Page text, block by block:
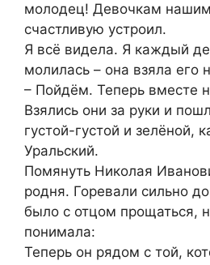
молодец! Девочкам
счастливую устроил.
Я всё видела. Я каждый
молилась – она взяла его
– Пойдём. Теперь вместе
Взялись они за руки и
густой-густой и зелёной,
Уральский.
Помянуть Николая
родня. Горевали сильно
было с отцом прощаться,
понимала:
Теперь он рядом с той,